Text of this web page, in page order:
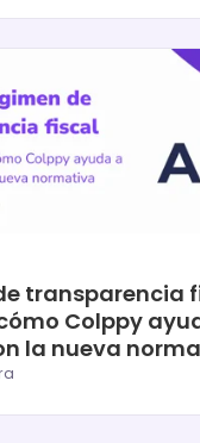
transparencia
Colppy
la nueva